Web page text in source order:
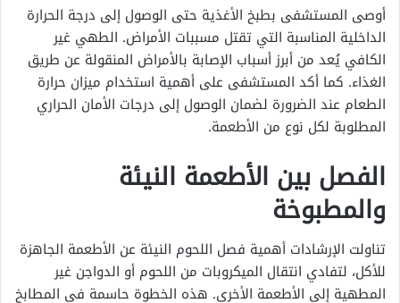
أوصى المستشفى بطبخ الأغذية حتى الوصول إلى درجة الحرارة
الداخلية المناسبة التي تقتل مسببات الأمراض. الطهي غير
الكافي يُعد من أبرز أسباب الإصابة بالأمراض المنقولة عن طريق
الغذاء. كما أكد المستشفى على أهمية استخدام ميزان حرارة
الطعام عند الضرورة لضمان الوصول إلى درجات الأمان الحراري
المطلوبة لكل نوع من الأطعمة.
الفصل بين الأطعمة النيئة
والمطبوخة
تناولت الإرشادات أهمية فصل اللحوم النيئة عن الأطعمة الجاهزة
للأكل، لتفادي انتقال الميكروبات من اللحوم أو الدواجن غير
المطهية إلى الأطعمة الأخرى. هذه الخطوة حاسمة في المطابخ